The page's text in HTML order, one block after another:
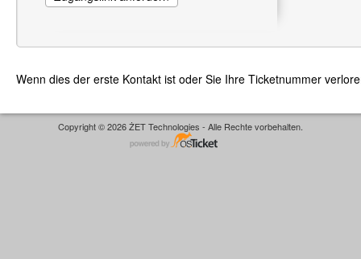
Wenn dies der erste Kontakt ist oder Sie Ihre Ticketnummer
Copyright © 2026 ŻET Technologies - Alle Rechte vorbehalten.